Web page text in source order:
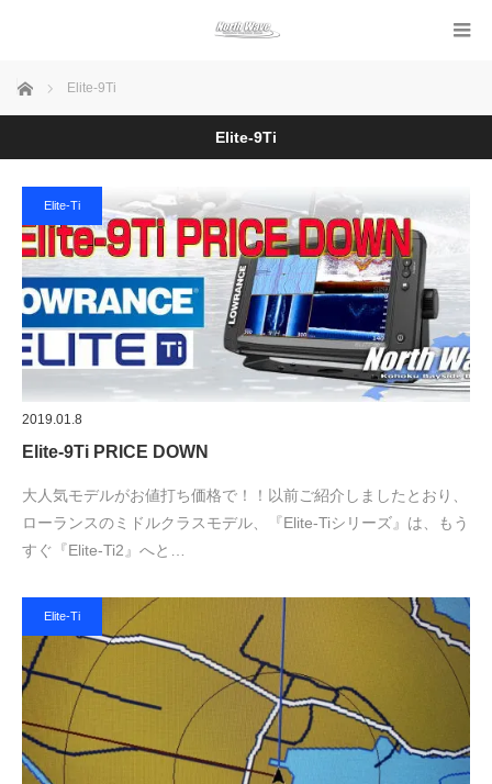
ホーム Elite-9Ti
Elite-9Ti
Elite-Ti
2019.01.8
Elite-9Ti PRICE DOWN
大人気モデルがお値打ち価格で！！以前ご紹介しましたとおり、
ローランスのミドルクラスモデル、『Elite-Tiシリーズ』は、もう
すぐ『Elite-Ti2』へと…
Elite-Ti